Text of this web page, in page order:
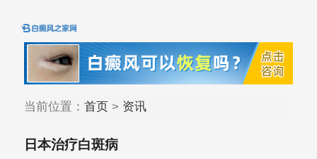
当前位置： 首页> 资讯
日本治疗白斑病